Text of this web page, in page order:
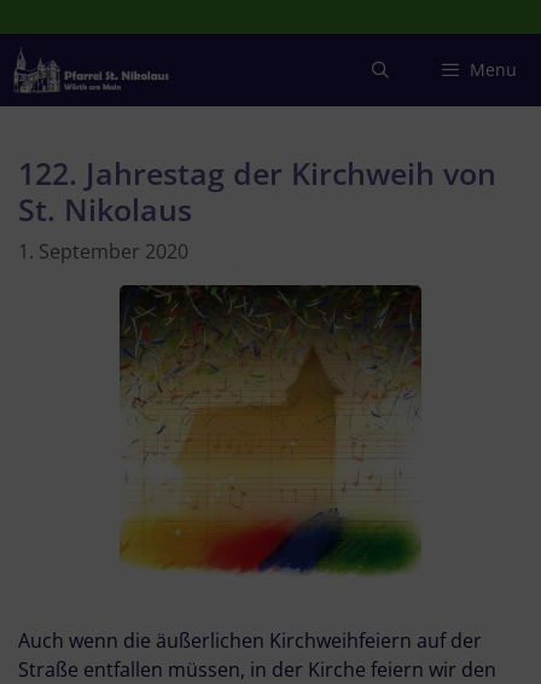
Inhalt
springen
Menu
122. Jahrestag der Kirchweih von
St. Nikolaus
1. September 2020
Auch wenn die äußerlichen Kirchweihfeiern auf der
Straße entfallen müssen, in der Kirche feiern wir den